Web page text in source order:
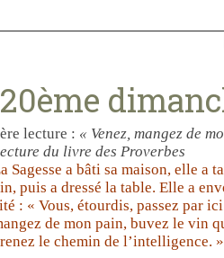
20ème
lecture : « Venez, mangez de
du livre des Proverbes
Sagesse a bâti sa maison, elle a
puis a dressé la table. Elle a
: « Vous, étourdis, passez par
de mon pain, buvez le vin
le chemin de l’intelligence. »